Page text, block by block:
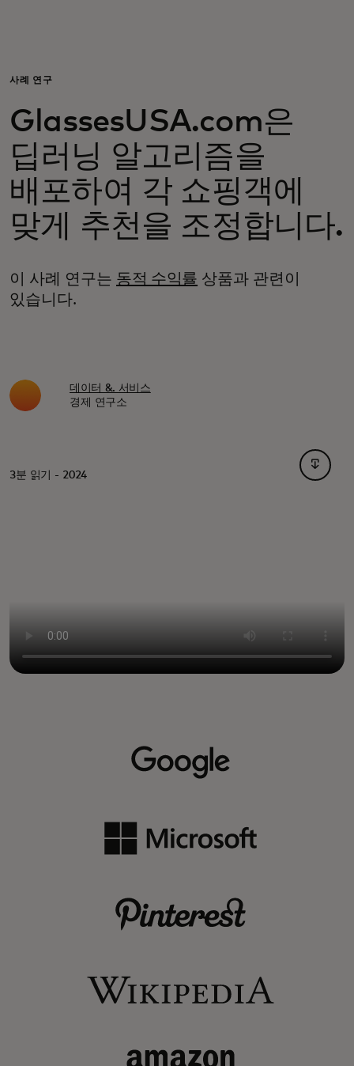
비즈니스 고객
모두를 위한 가치
이노베이터
뉴스 & 인사이트
사례 연구
GlassesUSA.com은
딥러닝 알고리즘을
배포하여 각 쇼핑객에
맞게 추천을 조정합니다.
이 사례 연구는 동적 수익률 상품과 관련이
있습니다.
데이터 &. 서비스
경제 연구소
3분 읽기 - 2024
새 탭에